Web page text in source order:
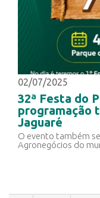
02/07/2025
32ª Festa do
programação
Jaguaré
O evento também
Agronegócios do